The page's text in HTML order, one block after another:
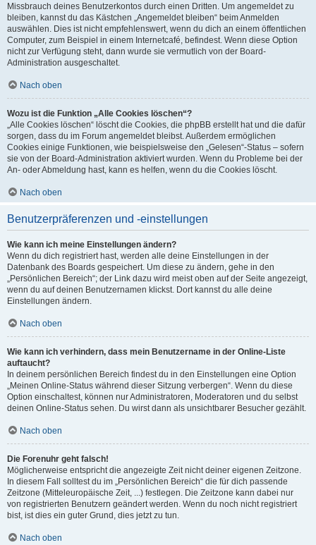
Missbrauch deines Benutzerkontos durch einen Dritten. Um angemeldet zu
bleiben, kannst du das Kästchen „Angemeldet bleiben“ beim Anmelden
auswählen. Dies ist nicht empfehlenswert, wenn du dich an einem öffentlichen
Computer, zum Beispiel in einem Internetcafé, befindest. Wenn diese Option
nicht zur Verfügung steht, dann wurde sie vermutlich von der Board-
Administration ausgeschaltet.
Nach oben
Wozu ist die Funktion „Alle Cookies löschen“?
„Alle Cookies löschen“ löscht die Cookies, die phpBB erstellt hat und die dafür
sorgen, dass du im Forum angemeldet bleibst. Außerdem ermöglichen
Cookies einige Funktionen, wie beispielsweise den „Gelesen“-Status – sofern
sie von der Board-Administration aktiviert wurden. Wenn du Probleme bei der
An- oder Abmeldung hast, kann es helfen, wenn du die Cookies löscht.
Nach oben
Benutzerpräferenzen und -einstellungen
Wie kann ich meine Einstellungen ändern?
Wenn du dich registriert hast, werden alle deine Einstellungen in der
Datenbank des Boards gespeichert. Um diese zu ändern, gehe in den
„Persönlichen Bereich“; der Link dazu wird meist oben auf der Seite angezeigt,
wenn du auf deinen Benutzernamen klickst. Dort kannst du alle deine
Einstellungen ändern.
Nach oben
Wie kann ich verhindern, dass mein Benutzername in der Online-Liste
auftaucht?
In deinem persönlichen Bereich findest du in den Einstellungen eine Option
„Meinen Online-Status während dieser Sitzung verbergen“. Wenn du diese
Option einschaltest, können nur Administratoren, Moderatoren und du selbst
deinen Online-Status sehen. Du wirst dann als unsichtbarer Besucher gezählt.
Nach oben
Die Forenuhr geht falsch!
Möglicherweise entspricht die angezeigte Zeit nicht deiner eigenen Zeitzone.
In diesem Fall solltest du im „Persönlichen Bereich“ die für dich passende
Zeitzone (Mitteleuropäische Zeit, ...) festlegen. Die Zeitzone kann dabei nur
von registrierten Benutzern geändert werden. Wenn du noch nicht registriert
bist, ist dies ein guter Grund, dies jetzt zu tun.
Nach oben